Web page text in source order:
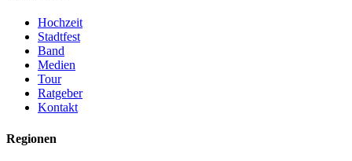
Hochzeit
Stadtfest
Band
Medien
Tour
Ratgeber
Kontakt
Regionen